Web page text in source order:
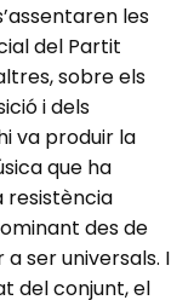
les
del Partit
sobre els
i dels
va produir la
que ha
resistència
des de
ser universals. I
del conjunt, el